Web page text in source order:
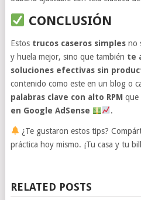
CONCLUSIÓN
Estos trucos caseros simplesno
y huela mejor, sino que también te
soluciones efectivas sin
contenido como este en un blog o
palabras clave con alto RPM que
en Google AdSense
.
¿Te gustaron estos tips?
práctica hoy mismo. ¡Tu casa y tu
RELATED POSTS